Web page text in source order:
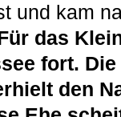
und kam
das
fort.
den